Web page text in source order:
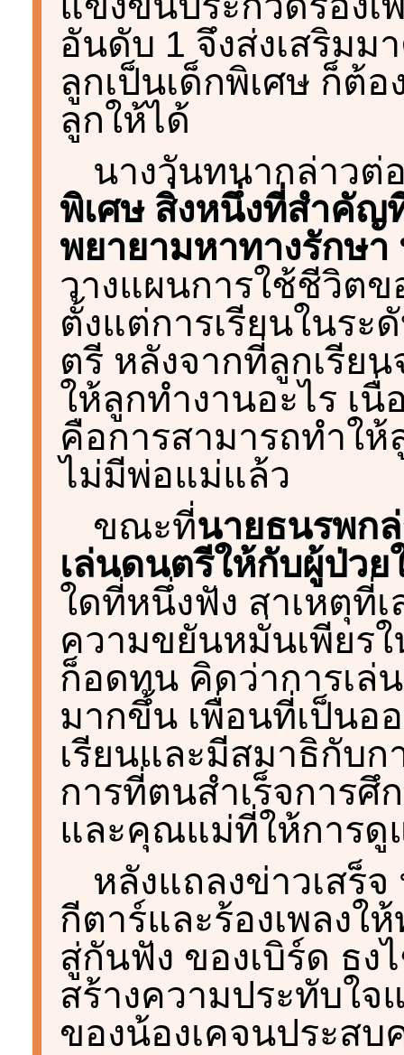
อันดับ 1 จึงส่งเสริมม
ลูกเป็นเด็กพิเศษ ก็ต้
ลูกให้ได้
นางวันทนากล่าวต่
พิเศษ สิ่งหนึ่งที่สำคั
พยายามหาทางรักษ
วางแผนการใช้ชีวิตข
ตั้งแต่การเรียนในร
ตรี หลังจากที่ลูกเรีย
ให้ลูกทำงานอะไร เ
คือการสามารถทำใ
ไม่มีพ่อแม่แล้ว
ขณะที่นายธนรพก
เล่นดนตรีให้กับผู้ป่วย
ใดที่หนึ่งฟัง สาเหตุที่
ความขยันหมั่นเพียร
ก็อดทน คิดว่าการเล่
มากขึ้น เพื่อนที่เป็นอ
เรียนและมีสมาธิกับก
การที่ตนสำเร็จการ
และคุณแม่ที่ให้การดู
หลังแถลงข่าวเสร็
กีตาร์และร้องเพลงใ
สู่กันฟัง ของเบิร์ด ธง
สร้างความประทับใ
ของน้องเคจนประสบ